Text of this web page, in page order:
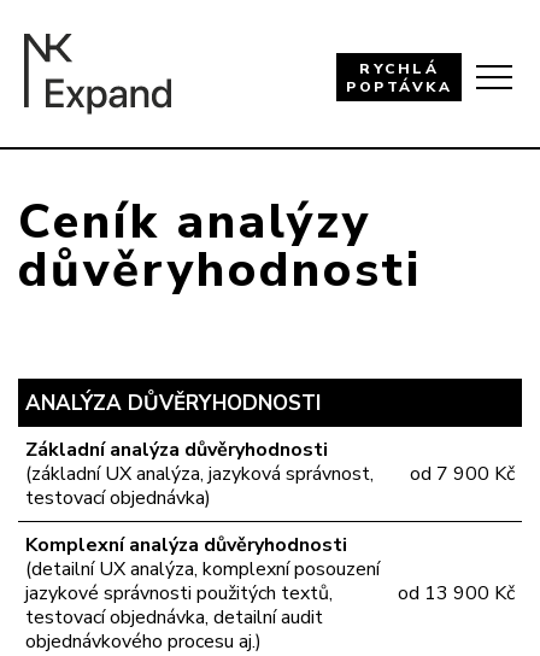
RYCHLÁ
POPTÁVKA
Ceník analýzy
důvěryhodnosti
ANALÝZA DŮVĚRYHODNOSTI
Základní analýza důvěryhodnosti
(základní UX analýza, jazyková správnost,
testovací objednávka)
od 7 900 Kč
Komplexní analýza důvěryhodnosti
(detailní UX analýza, komplexní posouzení
jazykové správnosti použitých textů,
testovací objednávka, detailní audit
objednávkového procesu aj.)
od 13 900 Kč